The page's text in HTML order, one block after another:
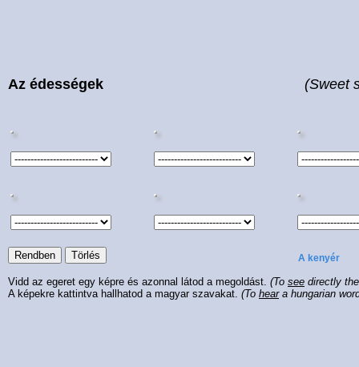
Az édességek (Sweet
A kenyér
Vidd az egeret egy képre és azonnal látod a megoldást. (To see directly
A képekre kattintva hallhatod a magyar szavakat. (To heara hungarian